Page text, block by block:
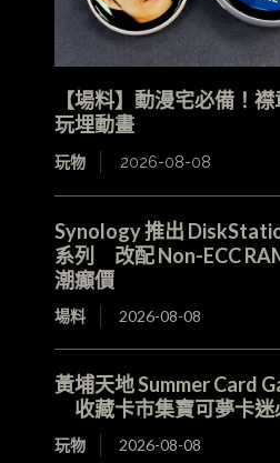
【場料】動漫宅必備！
玩埋動畫
玩物 2026-08-08
Synology 推出
系列 改配 Non-ECC
潮癲價
場料 2026-08-08
黃埔天地 Summer Card
收藏卡市集寶可夢卡迷
玩物 2026-08-08